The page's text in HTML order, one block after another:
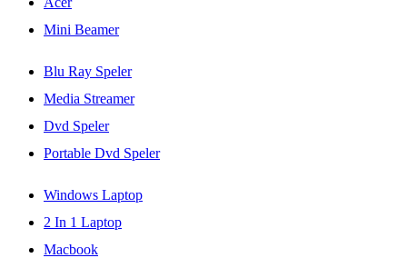
Mini Beamer
Blu Ray Speler
Media Streamer
Dvd Speler
Portable Dvd Speler
Windows Laptop
2 In 1 Laptop
Macbook